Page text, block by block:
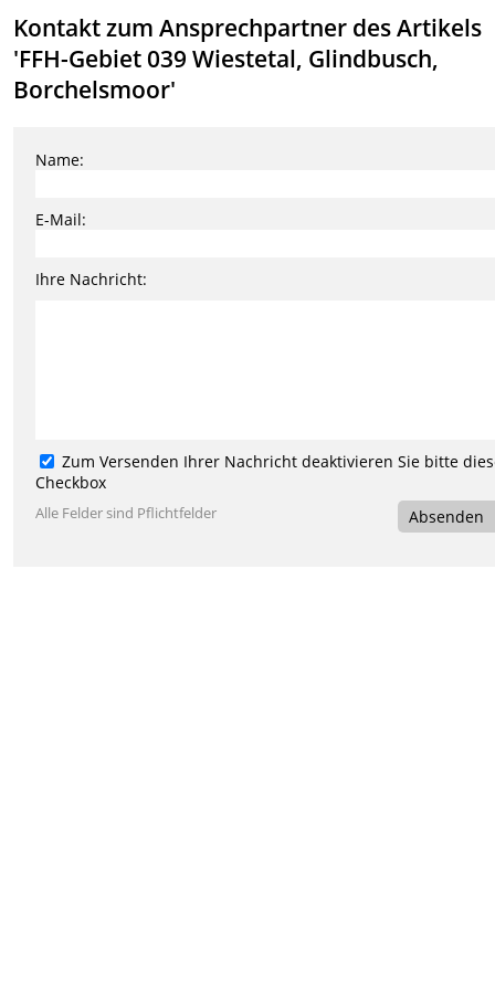
Kontakt zum Ansprechpartner des Artikels
'FFH-Gebiet 039 Wiestetal, Glindbusch,
Borchelsmoor'
Name:
E-Mail:
Ihre Nachricht:
Zum Versenden Ihrer Nachricht deaktivieren Sie bitte
Checkbox
Alle Felder sind Pflichtfelder Absenden